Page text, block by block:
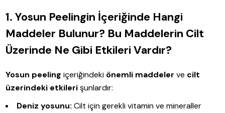
1. Yosun Peelingin İçeriğinde Hangi
Maddeler Bulunur? Bu Maddelerin Cilt
Üzerinde Ne Gibi Etkileri Vardır?
Yosun peeling içeriğindeki önemli maddeler ve cilt
üzerindeki etkilerişunlardır:
Deniz yosunu: Cilt için gerekli vitamin ve mineraller